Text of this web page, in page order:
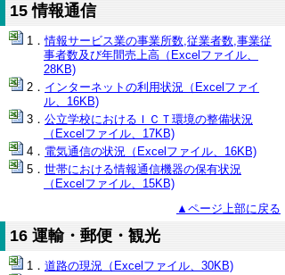
15 情報通信
情報サービス業の事業所数,従業者数,事業従
事者数及び年間売上高（Excelファイル、
28KB)
インターネットの利用状況（Excelファイ
ル、16KB)
公立学校におけるＩＣＴ環境の整備状況
（Excelファイル、17KB)
電気通信の状況（Excelファイル、16KB)
世帯における情報通信機器の保有状況
（Excelファイル、15KB)
▲ページ上部に戻る
16 運輸・郵便・観光
道路の現況（Excelファイル、30KB)